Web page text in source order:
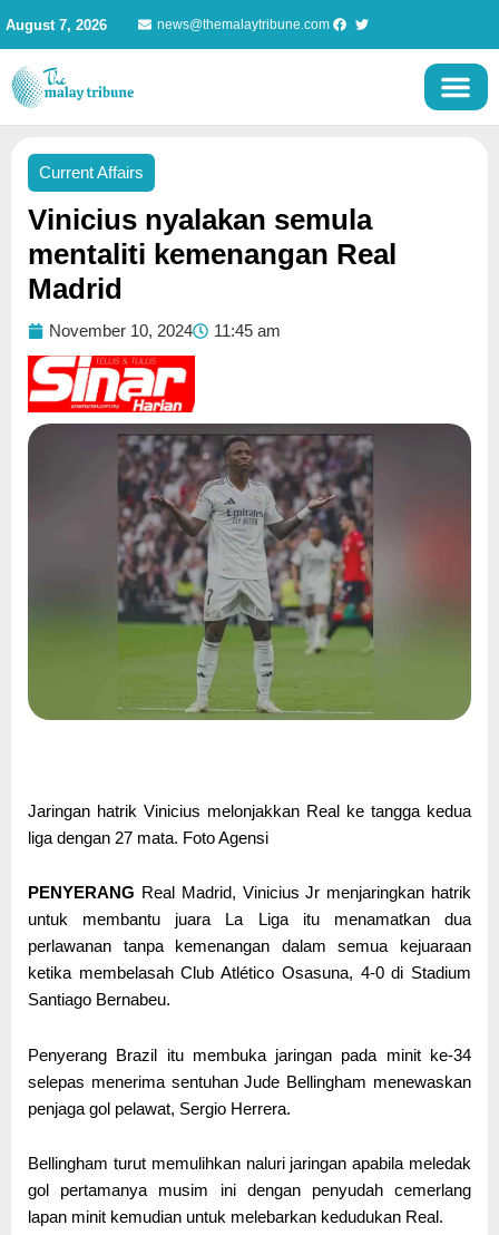
content
August 7, 2026 news@themalaytribune.com
Current Affairs
Vinicius nyalakan semula
mentaliti kemenangan Real
Madrid
November 10, 2024 11:45 am
Jaringan hatrik Vinicius melonjakkan Real ke tangga kedua
liga dengan 27 mata. Foto Agensi
PENYERANG Real Madrid, Vinicius Jr menjaringkan hatrik
untuk membantu juara La Liga itu menamatkan dua
perlawanan tanpa kemenangan dalam semua kejuaraan
ketika membelasah Club Atlético Osasuna, 4-0 di Stadium
Santiago Bernabeu.
Penyerang Brazil itu membuka jaringan pada minit ke-34
selepas menerima sentuhan Jude Bellingham menewaskan
penjaga gol pelawat, Sergio Herrera.
Bellingham turut memulihkan naluri jaringan apabila meledak
gol pertamanya musim ini dengan penyudah cemerlang
lapan minit kemudian untuk melebarkan kedudukan Real.